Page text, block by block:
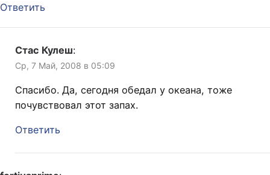
Ответить
Стас Кулеш:
Ср, 7 Май, 2008 в 05:09
Спасибо. Да, сегодня обедал у океана, тоже
почувствовал этот запах.
Ответить